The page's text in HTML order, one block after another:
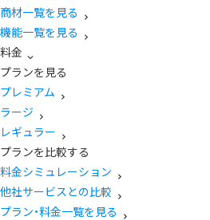
商材一覧を見る
機能一覧を見る
料金
プランを見る
プレミアム
ラージ
レギュラー
プランを比較する
料金シミュレーション
他社サービスとの比較
プラン・料金一覧を見る